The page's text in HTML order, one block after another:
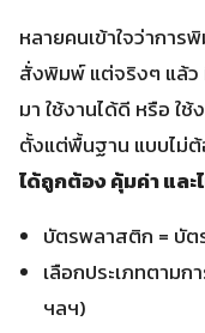
หลายคนเข้าใจว่ากา
สั่งพิมพ์ แต่จริงๆ แล้
มา ใช้งานได้ดี หรือ ใ
ตั้งแต่พื้นฐาน แบบไม่
ได้ถูกต้อง คุ้มค่า แล
บัตรพลาสติก = บัต
เลือกประเภทตามก
ฯลฯ)